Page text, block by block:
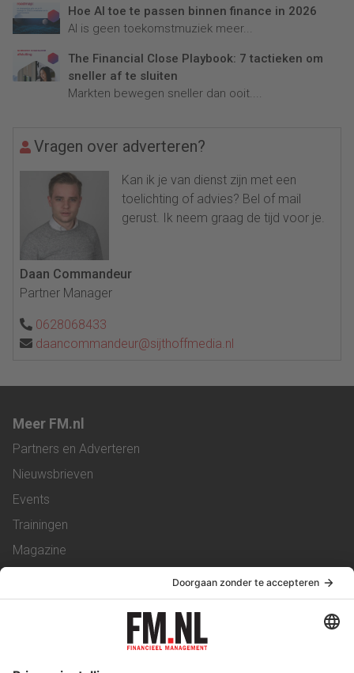
Hoe AI toe te passen binnen finance in 2026
AI is geen toekomstmuziek meer...
The Financial Close Playbook: 7 tactieken om
sneller af te sluiten
Markten bewegen sneller dan ooit....
Vragen over adverteren?
Kan ik je van dienst zijn met een
toelichting of advies? Bel of mail
gerust. Ik neem graag de tijd voor je.
Daan Commandeur
Partner Manager
0628068433
daancommandeur@sijthoffmedia.nl
Meer FM.nl
Partners en Adverteren
Nieuwsbrieven
Events
Trainingen
Magazine
Service & Contact